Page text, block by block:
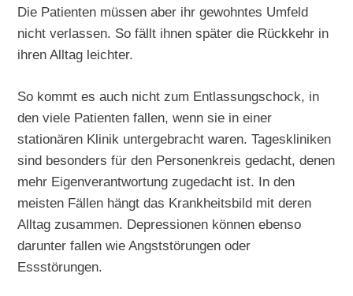
Die Patienten müssen aber ihr gewohntes Umfeld
nicht verlassen. So fällt ihnen später die Rückkehr in
ihren Alltag leichter.
So kommt es auch nicht zum Entlassungschock, in
den viele Patienten fallen, wenn sie in einer
stationären Klinik untergebracht waren. Tageskliniken
sind besonders für den Personenkreis gedacht, denen
mehr Eigenverantwortung zugedacht ist. In den
meisten Fällen hängt das Krankheitsbild mit deren
Alltag zusammen. Depressionen können ebenso
darunter fallen wie Angststörungen oder
Essstörungen.